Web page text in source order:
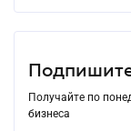
Получайте по
бизнеса